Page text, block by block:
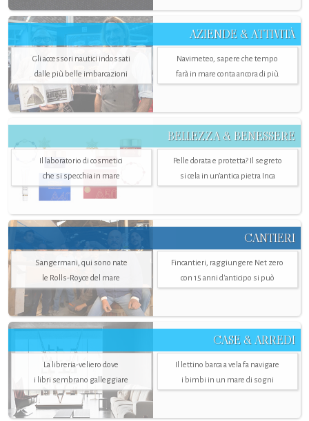
AZIENDE & ATTIVITÀ
Gli accessori nautici indossati
dalle più belle imbarcazioni
Navimeteo, sapere che tempo
farà in mare conta ancora di più
BELLEZZA & BENESSERE
Il laboratorio di cosmetici
che si specchia in mare
Pelle dorata e protetta? Il segreto
si cela in un’antica pietra Inca
CANTIERI
Sangermani, qui sono nate
le Rolls-Royce del mare
Fincantieri, raggiungere Net zero
con 15 anni d'anticipo si può
CASE & ARREDI
La libreria-veliero dove
i libri sembrano galleggiare
Il lettino barca a vela fa navigare
i bimbi in un mare di sogni